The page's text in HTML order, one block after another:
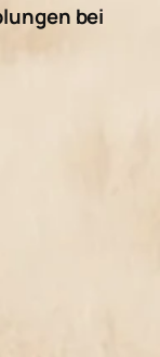
bei